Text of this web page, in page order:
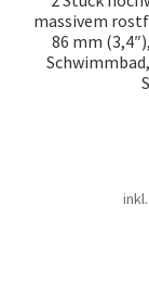
massivem
86 mm